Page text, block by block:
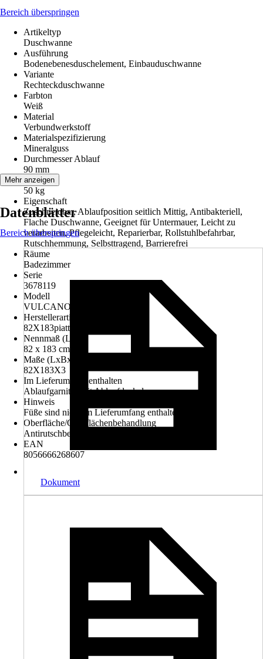
Bereich überspringen
Artikeltyp
Duschwanne
Ausführung
Bodenebenesduschelement, Einbauduschwanne
Variante
Rechteckduschwanne
Farbton
Weiß
Material
Verbundwerkstoff
Materialspezifizierung
Mineralguss
Durchmesser Ablauf
90 mm
Gewicht
50 kg
Eigenschaft
Zuschneidbar, Ablaufposition seitlich Mittig, Antibakteriell,
Flache Duschwanne, Geeignet für Untermauer, Leicht zu
verarbeiten, Pflegeleicht, Reparierbar, Rollstuhlbefahrbar,
Rutschhemmung, Selbsttragend, Barrierefrei
Räume
Badezimmer
Serie
3678119
Modell
VULCANO LINE
Herstellerartikelnummer
82X183piattobianco
Nennmaß (LxB)
82 x 183 cm
Maße (LxBxH)
82X183X3
Im Lieferumfang enthalten
Ablaufgarnitur mit Ablaufdeckel
Hinweis
Füße sind nicht im Lieferumfang enthalten
Oberfläche/Oberflächenbehandlung
Antirutschbeschichtung
EAN
8056666268607
Mehr anzeigen
Datenblätter
Bereich überspringen
Dokument